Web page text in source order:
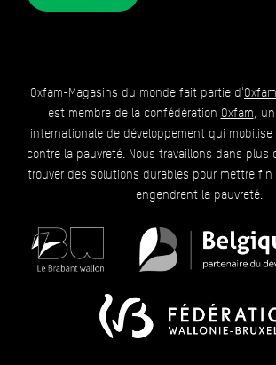
Oxfam-Magasins du monde fait partie d'
est membre de la confédération Oxfam,
internationale de développement qui mobilise
contre la pauvreté. Nous travaillons dans plus
trouver des solutions durables pour mettre
engendrent la pauvreté.